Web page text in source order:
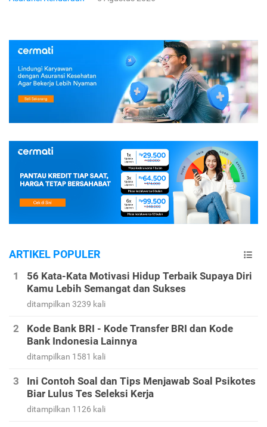
ARTIKEL POPULER
56 Kata-Kata Motivasi Hidup Terbaik Supaya Diri
Kamu Lebih Semangat dan Sukses
ditampilkan 3239 kali
Kode Bank BRI - Kode Transfer BRI dan Kode
Bank Indonesia Lainnya
ditampilkan 1581 kali
Ini Contoh Soal dan Tips Menjawab Soal Psikotes
Biar Lulus Tes Seleksi Kerja
ditampilkan 1126 kali